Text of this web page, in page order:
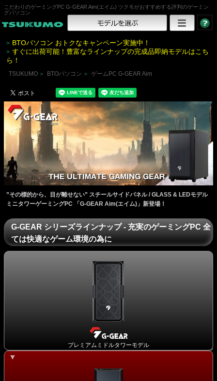
こだわりのゲーミングPC G-GEAR Aim(エイム) ツクモがおすすめする評判のゲーミン
グパソコン
> BTOパソコン おトクなキャンペーン実施中！
> すぐに出荷可能！豊富なラインナップの完成品即納モデルはこち
ら！
TSUKUMO > BTOパソコン > ゲームPC G-GEAR Aim
”その標的から、目が離せない” スチールサイドパネル / GLASS & LEDモデル
ミニタワーゲーミングPC 「G-GEAR Aim(エイム)」新登場！
G-GEAR シリーズラインナップ - 充実のゲーミングPC 全
ては快適なゲーム環境の為に
プレミアムミドルタワーモデル